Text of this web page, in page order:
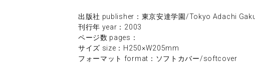
出版社 publisher：東京安達学園/Tokyo Adachi
刊行年 year：2003
ページ数 pages：
サイズ size：H250×W205mm
フォーマット format：ソフトカバー/softcover